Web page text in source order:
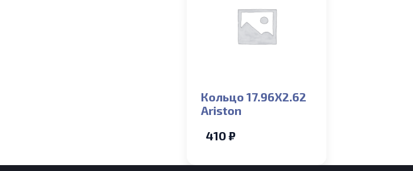
Кольцо 17.96X2.62
Ariston
410 ₽